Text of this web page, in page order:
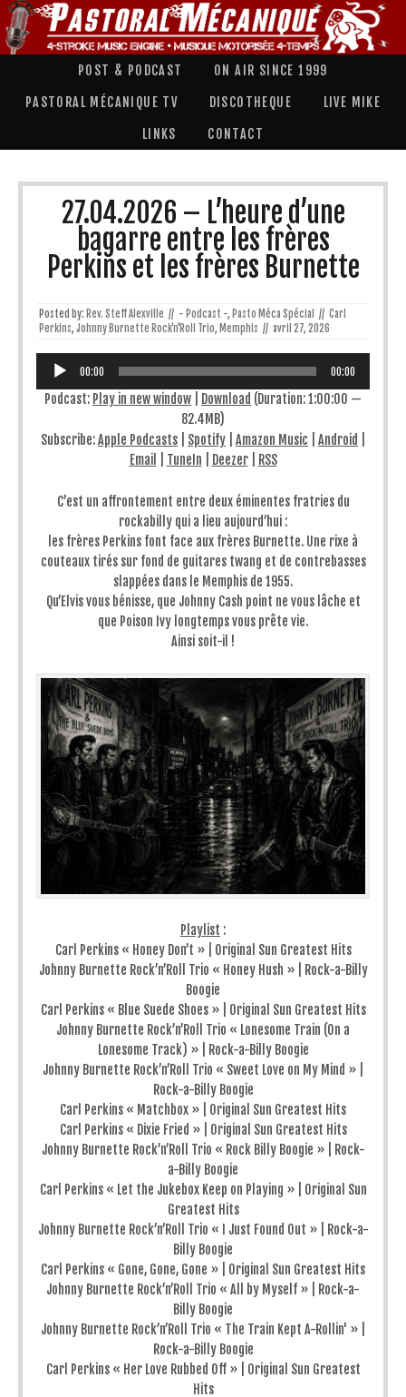
POST & PODCAST ON AIR SINCE 1999
PASTORAL MÉCANIQUE TV DISCOTHEQUE LIVE MIKE
LINKS CONTACT
27.04.2026 – L’heure d’une
bagarre entre les frères
Perkins et les frères Burnette
Posted by: Rev. Steff Alexville // - Podcast -, Pasto Méca Spécial // Carl
Perkins, Johnny Burnette Rock'n'Roll Trio, Memphis // avril 27, 2026
Lecteur
audio
00:00 00:00
Podcast: Play in new window Download (Duration: 1:00:00 —
82.4MB)
Subscribe:Apple Podcasts Spotify Amazon Music Android
Email
TuneIn Deezer| RSS
C’est un affrontement entre deux éminentes fratries du
rockabilly qui a lieu aujourd’hui :
les frères Perkins font face aux frères Burnette. Une rixe à
couteaux tirés sur fond de guitares twang et de contrebasses
slappées dans le Memphis de 1955.
Qu’Elvis vous bénisse, que Johnny Cash point ne vous lâche et
que Poison Ivy longtemps vous prête vie.
Ainsi soit-il !
Playlist :
Carl Perkins « Honey Don’t » | Original Sun Greatest Hits
Johnny Burnette Rock’n’Roll Trio « Honey Hush » | Rock-a-Billy
Boogie
Carl Perkins « Blue Suede Shoes » | Original Sun Greatest Hits
Johnny Burnette Rock’n’Roll Trio « Lonesome Train (On a
Lonesome Track) » | Rock-a-Billy Boogie
Johnny Burnette Rock’n’Roll Trio « Sweet Love on My Mind » |
Rock-a-Billy Boogie
Carl Perkins « Matchbox » | Original Sun Greatest Hits
Carl Perkins « Dixie Fried » | Original Sun Greatest Hits
Johnny Burnette Rock’n’Roll Trio « Rock Billy Boogie » | Rock-
a-Billy Boogie
Carl Perkins « Let the Jukebox Keep on Playing » | Original Sun
Greatest Hits
Johnny Burnette Rock’n’Roll Trio « I Just Found Out » | Rock-a-
Billy Boogie
Carl Perkins « Gone, Gone, Gone » | Original Sun Greatest Hits
Johnny Burnette Rock’n’Roll Trio « All by Myself » | Rock-a-
Billy Boogie
Johnny Burnette Rock’n’Roll Trio « The Train Kept A-Rollin' » |
Rock-a-Billy Boogie
Carl Perkins « Her Love Rubbed Off » | Original Sun Greatest
Hits